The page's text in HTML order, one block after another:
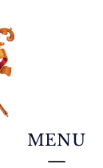
MENU